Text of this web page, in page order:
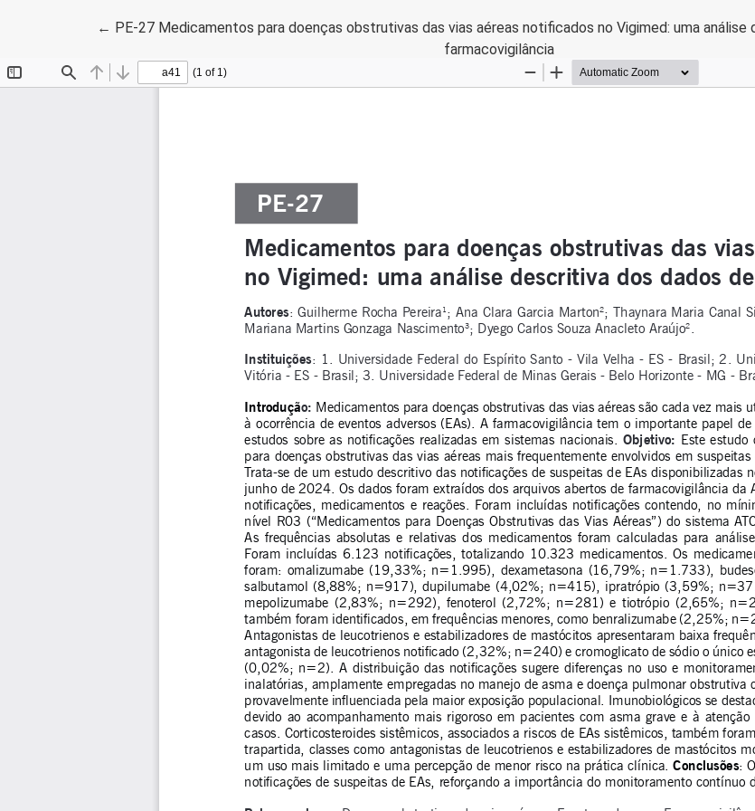
← Voltar aos Detalhes do Artigo
PE-27 Medicamentos para doenças obstrutivas das vias aéreas notificados no Vigimed: uma análise
farmacovigilância